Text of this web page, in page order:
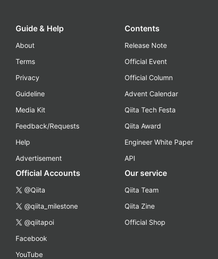
Guide & Help
About
Terms
Privacy
Guideline
Media Kit
Feedback/Requests
Help
Advertisement
Contents
Release Note
Official Event
Official Column
Advent Calendar
Qiita Tech Festa
Qiita Award
Engineer White Paper
API
Official Accounts
@Qiita
@qiita_milestone
@qiitapoi
Facebook
YouTube
Our service
Qiita Team
Qiita Zine
Official Shop